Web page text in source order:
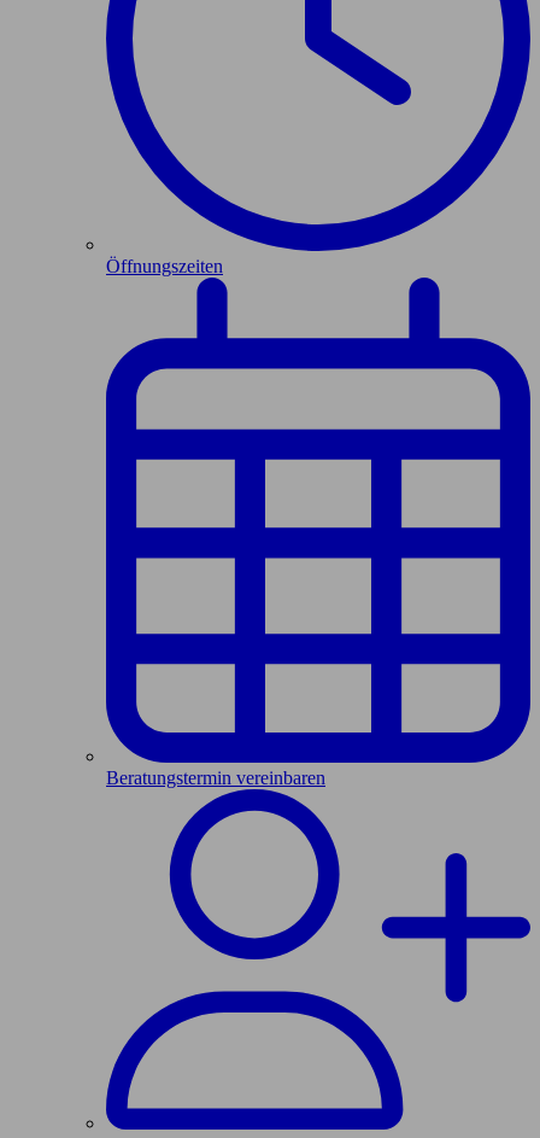
Öffnungszeiten
Beratungstermin vereinbaren